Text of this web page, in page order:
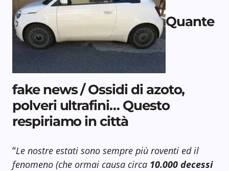
Quante
fake news / Ossidi di azoto,
polveri ultrafini… Questo
respiriamo in città
“Le nostre estati sono sempre più roventi ed il
fenomeno (che ormai causa circa 10.000 decessi